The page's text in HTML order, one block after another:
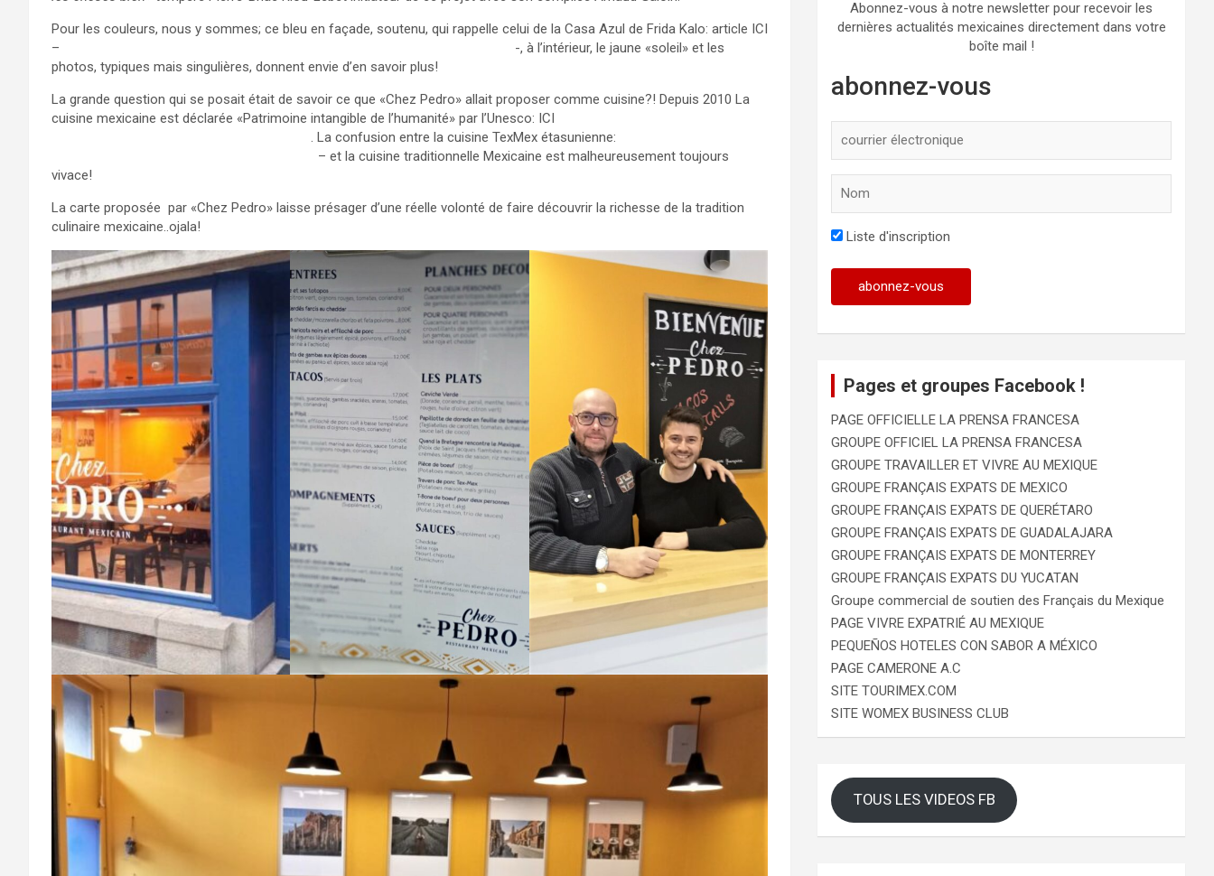
Pour les couleurs, nous y sommes; ce bleu en façade, soutenu, qui rappelle celui de la Casa Azul de Frida Kalo: article ICI
–
-, à l’intérieur, le jaune «soleil» et les
photos, typiques mais singulières, donnent envie d’en savoir plus!
La grande question qui se posait était de savoir ce que «Chez Pedro» allait proposer comme cuisine?! Depuis 2010 La
cuisine mexicaine est déclarée «Patrimoine intangible de l’humanité» par l’Unesco: ICI
. La confusion entre la cuisine TexMex étasunienne:
– et la cuisine traditionnelle Mexicaine est malheureusement toujours
vivace!
La carte proposée par «Chez Pedro» laisse présager d’une réelle volonté de faire découvrir la richesse de la tradition
culinaire mexicaine..ojala!
Abonnez-vous à notre newsletter pour recevoir les
dernières actualités mexicaines directement dans votre
boîte mail !
abonnez-vous
Liste d'inscription
Pages et groupes Facebook !
PAGE OFFICIELLE LA PRENSA FRANCESA
GROUPE OFFICIEL LA PRENSA FRANCESA
GROUPE TRAVAILLER ET VIVRE AU MEXIQUE
GROUPE FRANÇAIS EXPATS DE MEXICO
GROUPE FRANÇAIS EXPATS DE QUERÉTARO
GROUPE FRANÇAIS EXPATS DE GUADALAJARA
GROUPE FRANÇAIS EXPATS DE MONTERREY
GROUPE FRANÇAIS EXPATS DU YUCATAN
Groupe commercial de soutien des Français du Mexique
PAGE VIVRE EXPATRIÉ AU MEXIQUE
PEQUEÑOS HOTELES CON SABOR A MÉXICO
PAGE CAMERONE A.C
SITE TOURIMEX.COM
SITE WOMEX BUSINESS CLUB
TOUS LES VIDEOS FB